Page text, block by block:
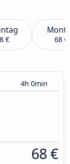
€ 68 €
4h 0min
68 €